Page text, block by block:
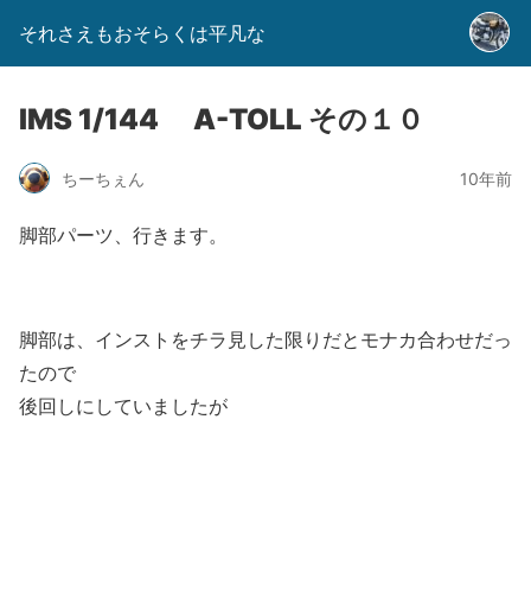
それさえもおそらくは平凡な
IMS 1/144 A-TOLL その１０
ちーちぇん 10年前
脚部パーツ、行きます。
脚部は、インストをチラ見した限りだとモナカ合わせだっ
たので
後回しにしていましたが